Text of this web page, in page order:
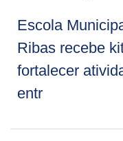
Escola
Ribas recebe
fortalecer
entr